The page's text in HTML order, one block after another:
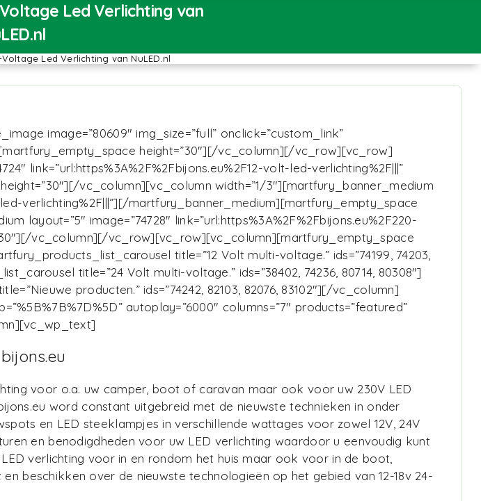
Led Verlichting van
Voltage Led Verlichting van NuLED.nl
image=”80609″ img_size=”full” onclick=”custom_link”
height=”30″][/vc_column][/vc_row][vc_row]
link=”url:https%3A%2F%2Fbijons.eu%2F12-volt-led-verlichting%2F|||”
vc_column][vc_column width=”1/3″][martfury_banner_medium
led-verlichting%2F|||”][/martfury_banner_medium][martfury_empty_space
layout=”5″ image=”74728″ link=”url:https%3A%2F%2Fbijons.eu%2F220-
vc_column][/vc_row][vc_row][vc_column][martfury_empty_space
title=”12 Volt multi-voltage.” ids=”74199, 74203,
title=”24 Volt multi-voltage.” ids=”38402, 74236, 80714, 80308″]
producten.” ids=”74242, 82103, 82076, 83102″][/vc_column]
autoplay=”6000″ columns=”7″ products=”featured”
voor o.a. uw camper, boot of caravan maar ook voor uw 230V LED
word constant uitgebreid met de nieuwste technieken in onder
en LED steeklampjes in verschillende wattages voor zowel 12V, 24V
en benodigdheden voor uw LED verlichting waardoor u eenvoudig kunt
verlichting voor in en rondom het huis maar ook voor in de boot,
beschikken over de nieuwste technologieën op het gebied van 12-18v 24-